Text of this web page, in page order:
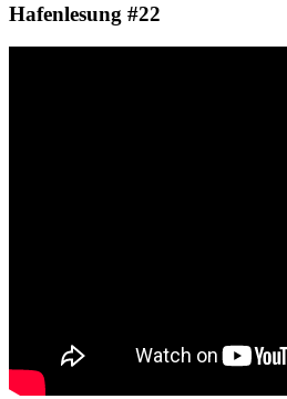
Hafenlesung #22